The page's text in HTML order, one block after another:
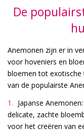
De
Anemonen zijn er in
voor hoveniers en
bloemen tot exotische
van de populairste
Japanse
delicate, zachte
voor het creëren van